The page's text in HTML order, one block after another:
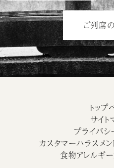
ご列席
トップ
サイト
プライバシ
カスタマーハラスメ
食物アレルギ